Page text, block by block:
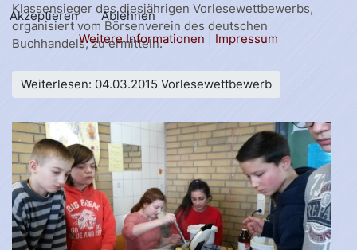
Klassensieger des diesjährigen Vorlesewettbewerbs,
organisiert vom Börsenverein des deutschen
Buchhandels, zu ermitteln.
Weiterlesen: 04.03.2015 Vorlesewettbewerb
Akzeptieren
Ablehnen
Weitere Informationen
Impressum